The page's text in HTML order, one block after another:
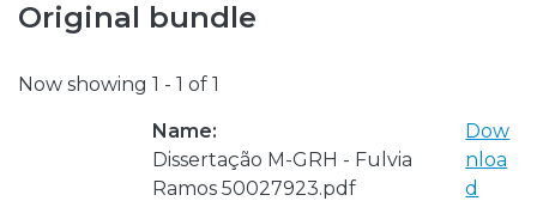
Original bundle
Now showing 1 - 1 of 1
Name:
Dissertação M-GRH - Fulvia
Ramos 50027923.pdf
Dow
nloa
d